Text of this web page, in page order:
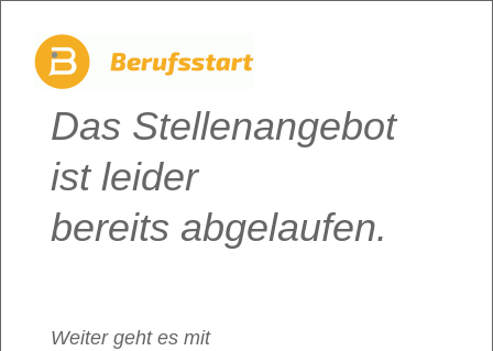
Das Stellenangebot
ist leider
bereits abgelaufen.
Weiter geht es mit